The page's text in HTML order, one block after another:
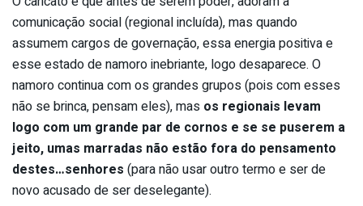
comunicação social (regional incluída), mas quando
assumem cargos de governação, essa energia positiva e
esse estado de namoro inebriante, logo desaparece. O
namoro continua com os grandes grupos (pois com esses
não se brinca, pensam eles), mas os regionais levam
logo com um grande par de cornos e se se puserem a
jeito, umas marradas não estão fora do pensamento
destes…senhores (para não usar outro termo e ser de
novo acusado de ser deselegante).